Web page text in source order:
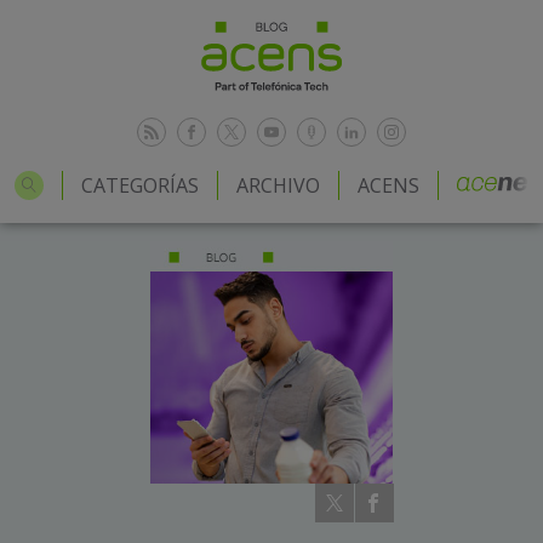
CATEGORÍAS ARCHIVO ACENS